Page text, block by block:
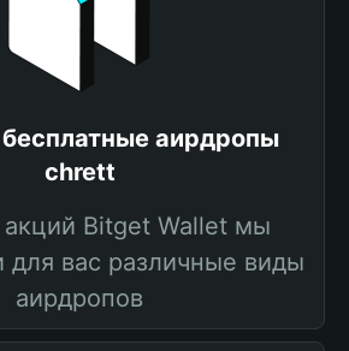
аирдропы
chrett
Bitget Wallet мы
для вас различные виды
аирдропов